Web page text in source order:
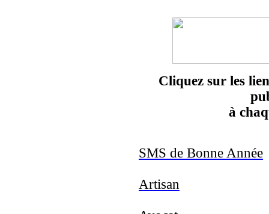
Cliquez sur les
à
SMS de Bonne Année
Artisan